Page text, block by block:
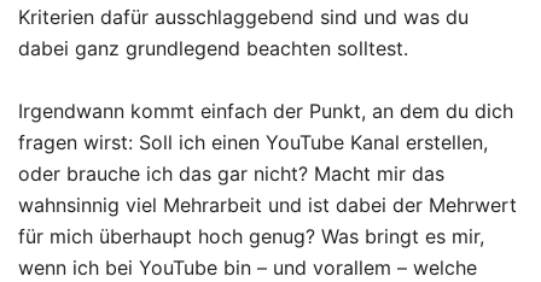
Kriterien dafür ausschlaggebend sind und was du
dabei ganz grundlegend beachten solltest.
Irgendwann kommt einfach der Punkt, an dem du dich
fragen wirst: Soll ich einen YouTube Kanal erstellen,
oder brauche ich das gar nicht? Macht mir das
wahnsinnig viel Mehrarbeit und ist dabei der Mehrwert
für mich überhaupt hoch genug? Was bringt es mir,
wenn ich bei YouTube bin – und vorallem – welche